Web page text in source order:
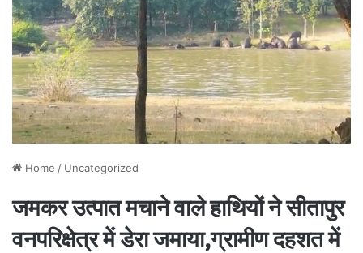
Home / Uncategorized
जमकर उत्पात मचाने वाले हाथियों ने सीतापुर
वनपरिक्षेत्र में डेरा जमाया,ग्रामीण दहशत में